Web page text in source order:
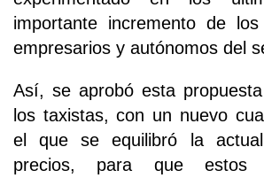
importante incremento de
empresarios y autónomos del
Así, se aprobó esta
los taxistas, con un nuevo
el que se equilibró la
precios, para que estos